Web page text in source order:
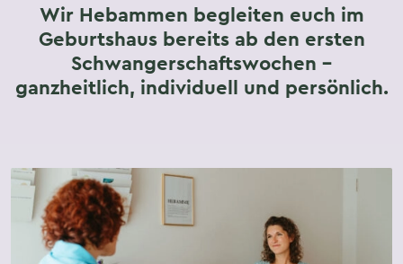
Wir Hebammen begleiten euch im
Geburtshaus bereits ab den ersten
Schwangerschaftswochen –
ganzheitlich, individuell und persönlich.